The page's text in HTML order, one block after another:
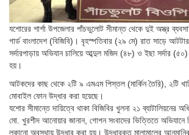
যশোরের শার্শা উপজেলার পাঁচভুলোট সীমান্ত থেকে দুই অস্ত্র
গার্ড বাংলাদেশ (বিজিবি)। বৃহস্পতিবার (২৯ মে) রাত সাড়ে
সর্দারপাড়ায় অভিযান চালিয়ে আব্দুল মজিদ (৪৮) ও ইছা সর্দার
হয়।
আটকদের কাছ থেকে ২টি ৯ এমএম পিস্তল (মার্কিন তৈরি), ২টি
মোবাইল ফোন উদ্ধার করা হয়েছে।
যশোর সীমান্তে দায়িত্বে থাকা বিজিবির খুলনা ২১ ব্যাটালিয়নের
মো. খুরশীদ আনোয়ার জানান, গোপন সংবাদের ভিত্তিতে অভিযানে
লুকানো অবস্থায় উদ্ধার করা হয়। উদ্ধারকৃত মালামালের